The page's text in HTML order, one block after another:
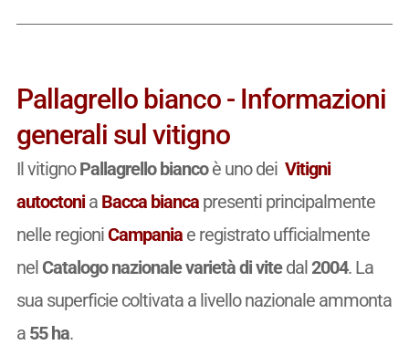
Pallagrello bianco - Informazioni
generali sul vitigno
Il vitignoPallagrello biancoè uno dei Vitigni
autoctonia Bacca biancapresenti principalmente
nelle regioniCampaniae registrato ufficialmente
nel Catalogo nazionale varietà di vitedal2004. La
sua superficie coltivata a livello nazionale ammonta
a 55 ha.